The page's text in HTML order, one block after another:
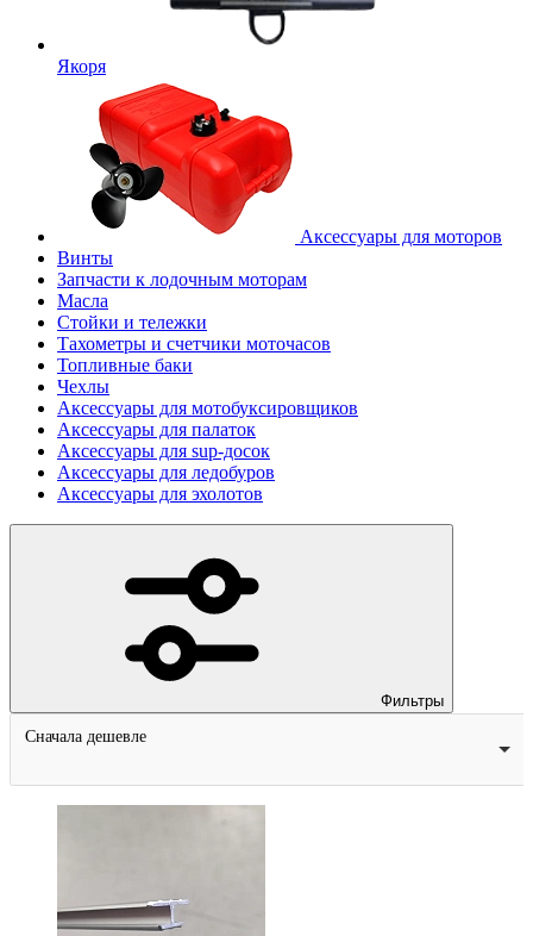
Якоря
Аксессуары для моторов
Винты
Запчасти к лодочным моторам
Масла
Стойки и тележки
Тахометры и счетчики моточасов
Топливные баки
Чехлы
Аксессуары для мотобуксировщиков
Аксессуары для палаток
Аксессуары для sup-досок
Аксессуары для ледобуров
Аксессуары для эхолотов
Фильтры
Сначала дешевле